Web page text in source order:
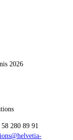
2026
280 89 91